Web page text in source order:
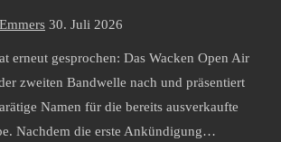
30. Juli 2026
erneut gesprochen: Das Wacken Open Air
zweiten Bandwelle nach und präsentiert
Namen für die bereits ausverkaufte
Nachdem die erste Ankündigung…